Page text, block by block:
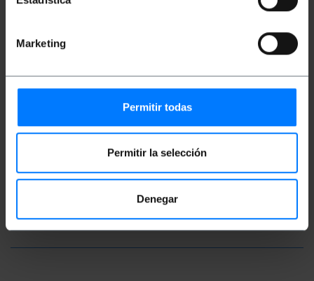
Marketing
Permitir todas
Permitir la selección
Denegar
Bruto gewicht: 50 g
Aantal pakketten: 1